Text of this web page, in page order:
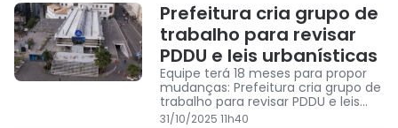
Prefeitura cria grupo de
trabalho para revisar
PDDU e leis urbanísticas
Equipe terá 18 meses para propor
mudanças: Prefeitura cria grupo de
trabalho para revisar PDDU e leis
urbanísticas
31/10/2025 11h40